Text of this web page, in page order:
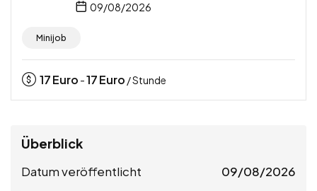
09/08/2026
Minijob
17Euro -17Euro / Stunde
Überblick
Datum veröffentlicht 09/08/2026